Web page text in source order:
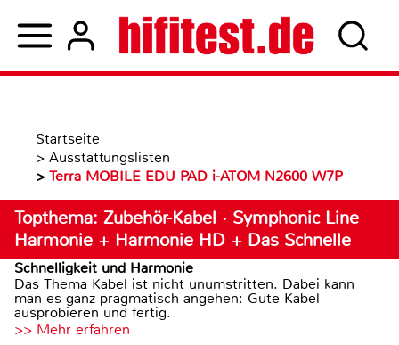
Startseite
> Ausstattungslisten
> Terra MOBILE EDU PAD i-ATOM N2600 W7P
Topthema: Zubehör-Kabel · Symphonic Line
Harmonie + Harmonie HD + Das Schnelle
Schnelligkeit und Harmonie
Das Thema Kabel ist nicht unumstritten. Dabei kann
man es ganz pragmatisch angehen: Gute Kabel
ausprobieren und fertig.
>> Mehr erfahren